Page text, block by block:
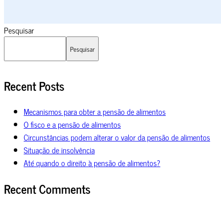
Pesquisar
Pesquisar
Recent Posts
Mecanismos para obter a pensão de alimentos
O fisco e a pensão de alimentos
Circunstâncias podem alterar o valor da pensão de alimentos
Situação de insolvência
Até quando o direito à pensão de alimentos?
Recent Comments